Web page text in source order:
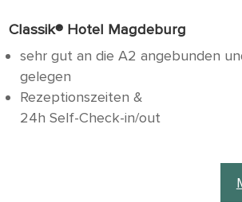
Classik® Hotel Magdeburg
sehr gut an die A2 angebunden
gelegen
Rezeptionszeiten &
24h Self-Check-in/out